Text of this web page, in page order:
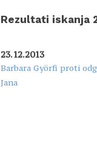
Rezultati iskanja
23.12.2013
Barbara Györfi proti
Jana